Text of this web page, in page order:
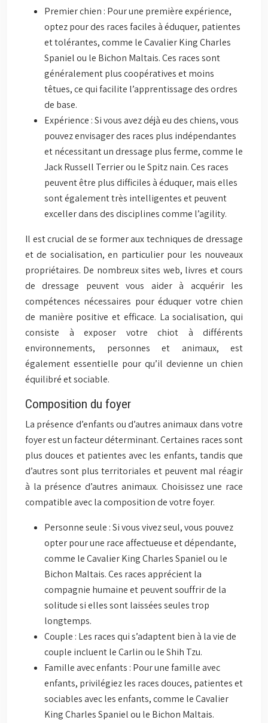
Premier chien : Pour une première expérience,
optez pour des races faciles à éduquer, patientes
et tolérantes, comme le Cavalier King Charles
Spaniel ou le Bichon Maltais. Ces races sont
généralement plus coopératives et moins
têtues, ce qui facilite l’apprentissage des ordres
de base.
Expérience : Si vous avez déjà eu des chiens, vous
pouvez envisager des races plus indépendantes
et nécessitant un dressage plus ferme, comme le
Jack Russell Terrier ou le Spitz nain. Ces races
peuvent être plus difficiles à éduquer, mais elles
sont également très intelligentes et peuvent
exceller dans des disciplines comme l’agility.
Il est crucial de se former aux techniques de dressage
et de socialisation, en particulier pour les nouveaux
propriétaires. De nombreux sites web, livres et cours
de dressage peuvent vous aider à acquérir les
compétences nécessaires pour éduquer votre chien
de manière positive et efficace. La socialisation, qui
consiste à exposer votre chiot à différents
environnements, personnes et animaux, est
également essentielle pour qu’il devienne un chien
équilibré et sociable.
Composition du foyer
La présence d’enfants ou d’autres animaux dans votre
foyer est un facteur déterminant. Certaines races sont
plus douces et patientes avec les enfants, tandis que
d’autres sont plus territoriales et peuvent mal réagir
à la présence d’autres animaux. Choisissez une race
compatible avec la composition de votre foyer.
Personne seule : Si vous vivez seul, vous pouvez
opter pour une race affectueuse et dépendante,
comme le Cavalier King Charles Spaniel ou le
Bichon Maltais. Ces races apprécient la
compagnie humaine et peuvent souffrir de la
solitude si elles sont laissées seules trop
longtemps.
Couple : Les races qui s’adaptent bien à la vie de
couple incluent le Carlin ou le Shih Tzu.
Famille avec enfants : Pour une famille avec
enfants, privilégiez les races douces, patientes et
sociables avec les enfants, comme le Cavalier
King Charles Spaniel ou le Bichon Maltais.